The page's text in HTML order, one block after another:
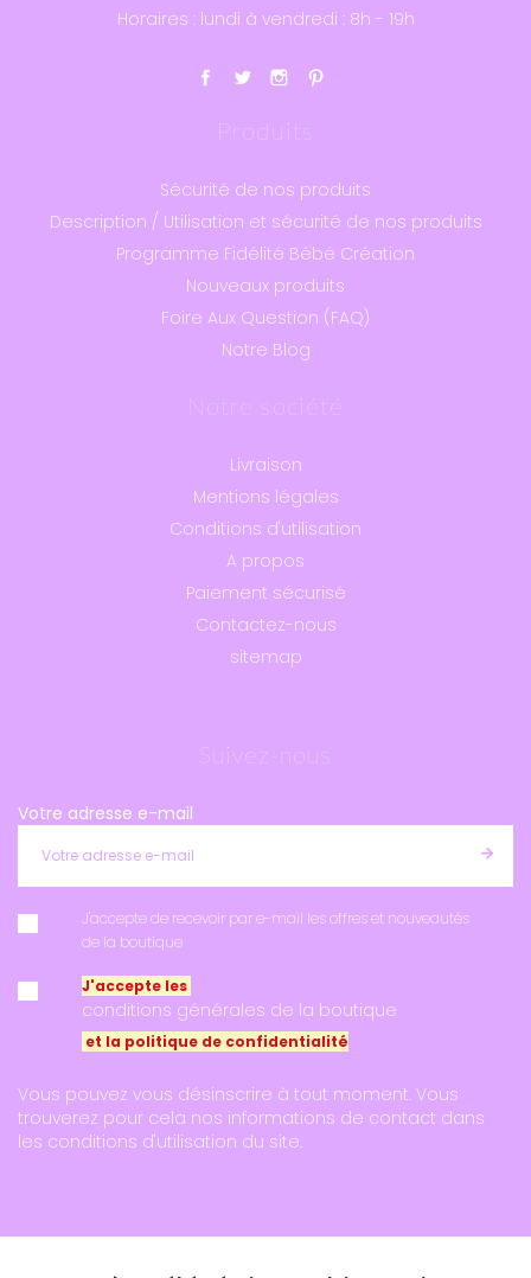
Horaires : lundi à vendredi : 8h - 19h
Produits
Sécurité de nos produits
Description / Utilisation et sécurité de nos produits
Programme Fidélité Bébé Création
Nouveaux produits
Foire Aux Question (FAQ)
Notre Blog
Notre société
Livraison
Mentions légales
Conditions d'utilisation
A propos
Paiement sécurisé
Contactez-nous
sitemap
Suivez-nous
Votre adresse e-mail
J'accepte de recevoir par e-mail les offres et nouveautés
de la boutique
J'accepte les
conditions générales de la boutique
et la politique de confidentialité
Vous pouvez vous désinscrire à tout moment. Vous
trouverez pour cela nos informations de contact dans
les conditions d'utilisation du site.